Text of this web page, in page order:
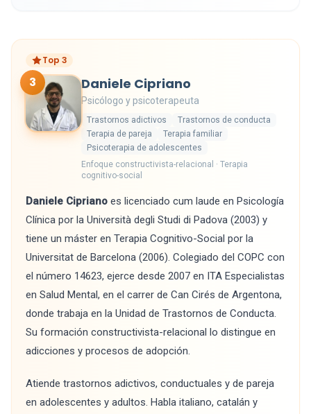
Top 3
3 Daniele Cipriano
Psicólogo y psicoterapeuta
Trastornos adictivos
Trastornos de conducta
Terapia de pareja
Terapia familiar
Psicoterapia de adolescentes
Enfoque constructivista-relacional · Terapia
cognitivo-social
Daniele Cipriano es licenciado cum laude en Psicología
Clínica por la Università degli Studi di Padova (2003) y
tiene un máster en Terapia Cognitivo-Social por la
Universitat de Barcelona (2006). Colegiado del COPC con
el número 14623, ejerce desde 2007 en ITA Especialistas
en Salud Mental, en el carrer de Can Cirés de Argentona,
donde trabaja en la Unidad de Trastornos de Conducta.
Su formación constructivista-relacional lo distingue en
adicciones y procesos de adopción.
Atiende trastornos adictivos, conductuales y de pareja
en adolescentes y adultos. Habla italiano, catalán y